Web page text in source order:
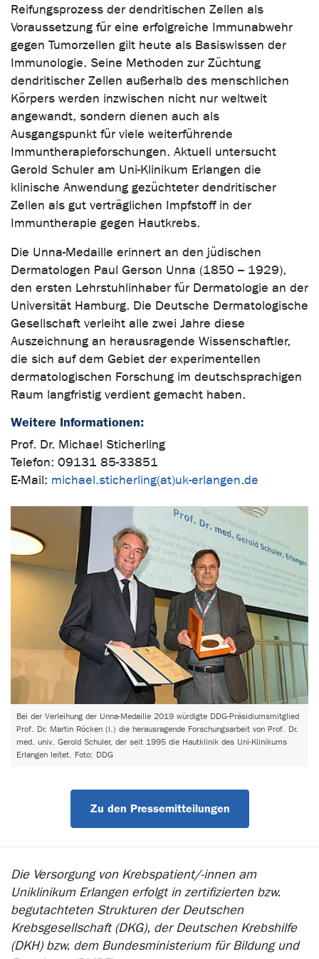
Reifungsprozess der dendritischen Zellen als
Voraussetzung für eine erfolgreiche Immunabwehr
gegen Tumorzellen gilt heute als Basiswissen der
Immunologie. Seine Methoden zur Züchtung
dendritischer Zellen außerhalb des menschlichen
Körpers werden inzwischen nicht nur weltweit
angewandt, sondern dienen auch als
Ausgangspunkt für viele weiterführende
Immuntherapieforschungen. Aktuell untersucht
Gerold Schuler am Uni-Klinikum Erlangen die
klinische Anwendung gezüchteter dendritischer
Zellen als gut verträglichen Impfstoff in der
Immuntherapie gegen Hautkrebs.
Die Unna-Medaille erinnert an den jüdischen
Dermatologen Paul Gerson Unna (1850 – 1929),
den ersten Lehrstuhlinhaber für Dermatologie an der
Universität Hamburg. Die Deutsche Dermatologische
Gesellschaft verleiht alle zwei Jahre diese
Auszeichnung an herausragende Wissenschaftler,
die sich auf dem Gebiet der experimentellen
dermatologischen Forschung im deutschsprachigen
Raum langfristig verdient gemacht haben.
Weitere Informationen:
Prof. Dr. Michael Sticherling
Telefon: 09131 85-33851
E-Mail: michael.sticherling(at)uk-erlangen.de
Bei der Verleihung der Unna-Medaille 2019 würdigte DDG-Präsidiumsmitglied
Prof. Dr. Martin Röcken (l.) die herausragende Forschungsarbeit von Prof. Dr.
med. univ. Gerold Schuler, der seit 1995 die Hautklinik des Uni-Klinikums
Erlangen leitet. Foto: DDG
Zu den Pressemitteilungen
Die Versorgung von Krebspatient/-innen am
Uniklinikum Erlangen erfolgt in zertifizierten bzw.
begutachteten Strukturen der Deutschen
Krebsgesellschaft (DKG), der Deutschen Krebshilfe
(DKH) bzw. dem Bundesministerium für Bildung und